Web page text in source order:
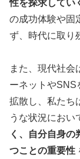
性を探求してい
の成功体験や固
ず、時代に取り
また、現代社会
ーネットやSNS
拡散し、私たち
うな状況におい
く、自分自身
つことの重要性